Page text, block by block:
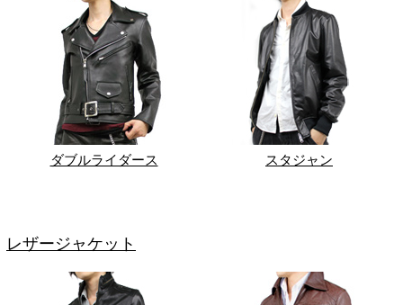
ダブルライダース スタジャン
レザージャケット